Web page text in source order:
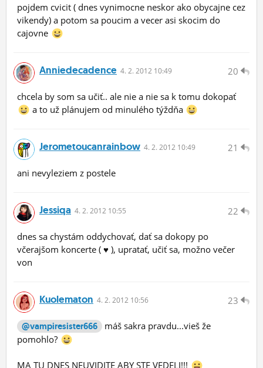
pojdem cvicit ( dnes vynimocne neskor ako obycajne cez
vikendy) a potom sa poucim a vecer asi skocim do
cajovne
20
Anniedecadence 4. 2. 2012 10:49
chcela by som sa učiť.. ale nie a nie sa k tomu dokopať
a to už plánujem od minulého týždňa
21
Jerometoucanrainbow 4. 2. 2012 10:49
ani nevyleziem z postele
22
Jessiqa 4. 2. 2012 10:55
dnes sa chystám oddychovať, dať sa dokopy po
včerajšom koncerte ( ♥ ), upratať, učiť sa, možno večer
von
23
Kuolematon 4. 2. 2012 10:56
@vampiresister666
máš sakra pravdu...vieš že
pomohlo?
MA TU DNES NEUVIDITE ABY STE VEDELI!!!